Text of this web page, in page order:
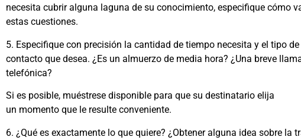
necesita cubrir alguna laguna de su conocimiento, especifique cómo
estas cuestiones.
5. Especifique con precisión la cantidad de tiempo necesita y el tipo de
contacto que desea. ¿Es un almuerzo de media hora? ¿Una breve
telefónica?
Si es posible, muéstrese disponible para que su destinatario elija
un momento que le resulte conveniente.
6. ¿Qué es exactamente lo que quiere? ¿Obtener alguna idea sobre la